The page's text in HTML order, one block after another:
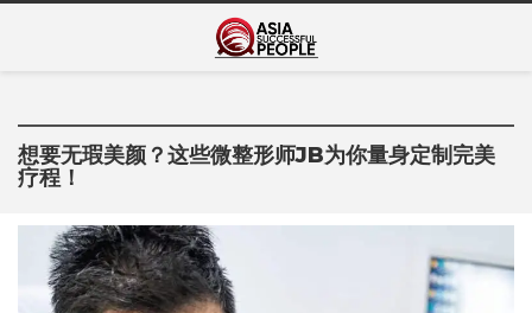
Asia Successful
People
想要无瑕美颜？这些微整形师JB为你量身定制完美
疗程！